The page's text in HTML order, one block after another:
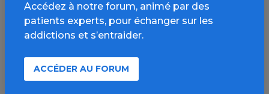
Informations, parcours d’évaluations,
bonnes pratiques, FAQ, annuaires,
Découvrir
Accédez à notre forum, animé par des
patients experts, pour échanger sur les
addictions et s’entraider.
ACCÉDER AU FORUM